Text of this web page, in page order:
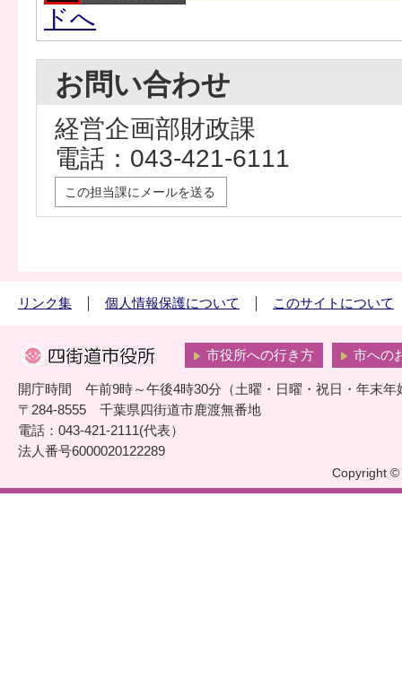
ドへ
お問い合わせ
経営企画部財政課
電話：043-421-6111
この担当課にメールを送る
リンク集 個人情報保護について このサイトについて
市役所への行き方 市への
開庁時間 午前9時～午後4時30分（土曜・日曜・祝日・年末年
〒284-8555 千葉県四街道市鹿渡無番地
電話：043-421-2111(代表）
法人番号6000020122289
Copyright ©